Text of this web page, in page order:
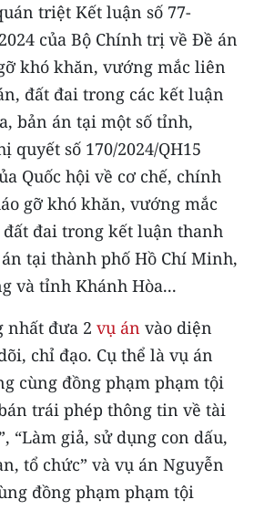
nghệ
triệt Kết luận số 77-
của Bộ Chính trị về Đề án
khó khăn, vướng mắc liên
đất đai trong các kết luận
bản án tại một số tỉnh,
quyết số 170/2024/QH15
Quốc hội về cơ chế, chính
gỡ khó khăn, vướng mắc
đai trong kết luận thanh
tại thành phố Hồ Chí Minh,
và tỉnh Khánh Hòa...
nhất đưa 2 vụ án vào diện
chỉ đạo. Cụ thể là vụ án
cùng đồng phạm phạm tội
trái phép thông tin về tài
“Làm giả, sử dụng con dấu,
tổ chức” và vụ án Nguyễn
đồng phạm phạm tội